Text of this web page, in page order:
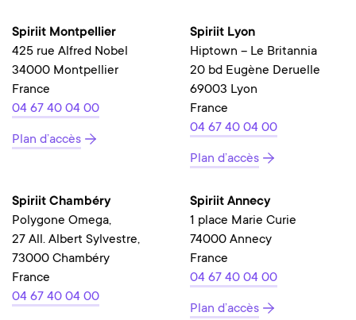
Spiriit Montpellier
425 rue Alfred Nobel
34000 Montpellier
France
04 67 40 04 00
Plan d’accès
Spiriit Lyon
Hiptown – Le Britannia
20 bd Eugène Deruelle
69003 Lyon
France
04 67 40 04 00
Plan d’accès
Spiriit Chambéry
Polygone Omega,
27 All. Albert Sylvestre,
73000 Chambéry
France
04 67 40 04 00
Spiriit Annecy
1 place Marie Curie
74000 Annecy
France
04 67 40 04 00
Plan d’accès